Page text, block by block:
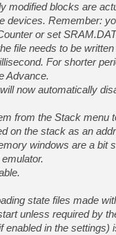
modified blocks are
devices. Remember:
or set
file needs to be written
For shorter
Advance.
now automatically
from the Stack menu
on the stack as an
windows are a bit
state files made
unless required by
in the settings)